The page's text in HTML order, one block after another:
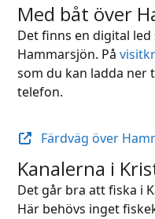
Med båt över
Det finns en digital
Hammarsjön. På
som du kan ladda ner
telefon.
Färdväg över
Kanalerna i
Det går bra att fiska i
Här behövs inget